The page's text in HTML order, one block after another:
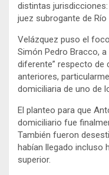
distintas
juez subrogante de Río
Velázquez puso el
Simón Pedro Bracco,
diferente” respecto de
anteriores,
domiciliaria de uno de
El planteo para que
domiciliario fue
También fueron
habían llegado incluso
superior.